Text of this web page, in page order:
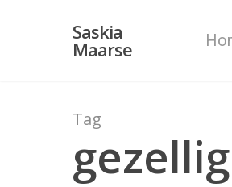
Saskia
Maarse
Tag